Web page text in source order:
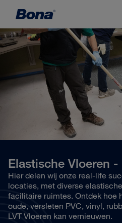
Elastische Vloeren
Hier delen wij onze real-life
locaties, met diverse
facilitaire ruimtes. Ontdek hoe
oude, versleten PVC, vinyl,
LVT Vloeren kan vernieuwen.